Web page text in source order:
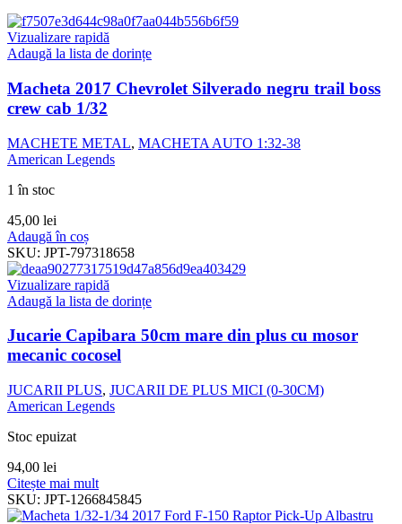
Vizualizare rapidă
Adaugă la lista de dorințe
Macheta 2017 Chevrolet Silverado negru trail boss
crew cab 1/32
MACHETE METAL, MACHETA AUTO 1:32-38
American Legends
1 în stoc
45,00 lei
Adaugă în coș
SKU: JPT-797318658
Vizualizare rapidă
Adaugă la lista de dorințe
Jucarie Capibara 50cm mare din plus cu mosor
mecanic cocosel
JUCARII PLUS, JUCARII DE PLUS MICI (0-30CM)
American Legends
Stoc epuizat
94,00 lei
Citește mai mult
SKU: JPT-1266845845